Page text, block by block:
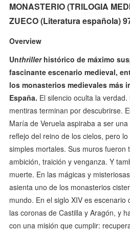
MONASTERIO (TRILOGIA
ZUECO (Literatura española)
Overview
Unthrillerhistórico de máximo
fascinante escenario medieval,
los monasterios medievales más
España. El silencio oculta la
mentiras terminan por descubrirse.
María de Veruela aspiraba a ser
reflejo del reino de los cielos, pero
simples mortales. Sus muros fueron
ambición, traición y venganza. Y
muerte. En las mágicas y
asienta uno de los monasterios
mundo. En el siglo XIV es
las coronas de Castilla y Aragón, y
con una misión que cumplir: